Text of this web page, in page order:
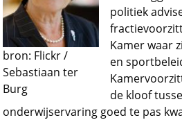
bron: Flickr /
Sebastiaan ter
Burg
politiek
Kamer waar
en
de kloof
onderwijservaring goed te pas